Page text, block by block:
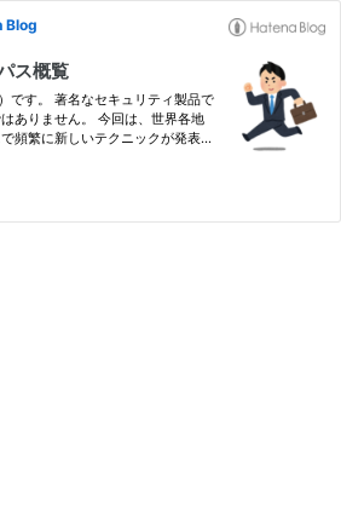
Blog
ス概覧
です。 著名なセキュリティ製品で
ありません。 今回は、世界各地
頻繁に新しいテクニックが発表さ